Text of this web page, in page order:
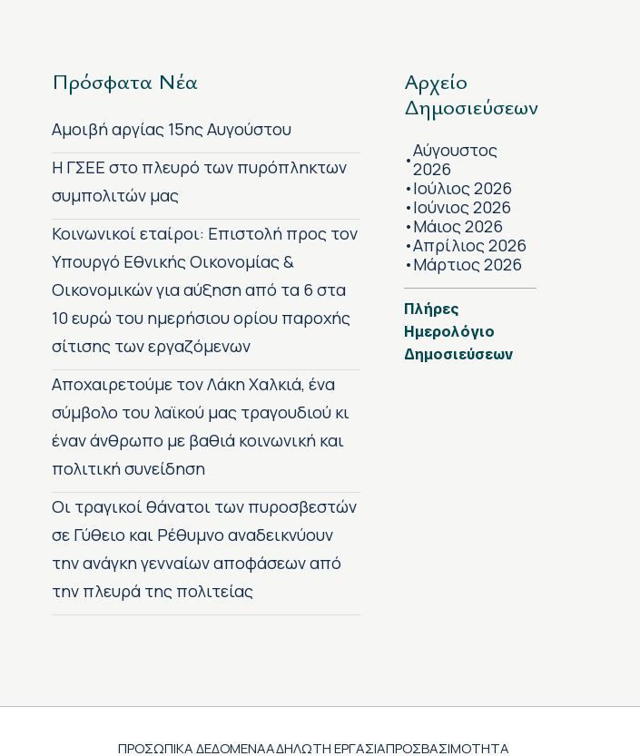
Πρόσφατα Νέα
Αμοιβή αργίας 15ης Αυγούστου
H ΓΣΕΕ στο πλευρό των πυρόπληκτων
συμπολιτών μας
Κοινωνικοί εταίροι: Επιστολή προς τον
Υπουργό Εθνικής Οικονομίας &
Οικονομικών για αύξηση από τα 6 στα
10 ευρώ του ημερήσιου ορίου παροχής
σίτισης των εργαζόμενων
Αποχαιρετούμε τον Λάκη Χαλκιά, ένα
σύμβολο του λαϊκού μας τραγουδιού κι
έναν άνθρωπο με βαθιά κοινωνική και
πολιτική συνείδηση
Οι τραγικοί θάνατοι των πυροσβεστών
σε Γύθειο και Ρέθυμνο αναδεικνύουν
την ανάγκη γενναίων αποφάσεων από
την πλευρά της πολιτείας
Αρχείο
Δημοσιεύσεων
•Αύγουστος
2026
•Ιούλιος 2026
•Ιούνιος 2026
•Μάιος 2026
•Απρίλιος 2026
•Μάρτιος 2026
Πλήρες
Ημερολόγιο
Δημοσιεύσεων
ΠΡΟΣΩΠΙΚΑ ΔΕΔΟΜΕΝΑΑΔΗΛΩΤΗ ΕΡΓΑΣΙΑΠΡΟΣΒΑΣΙΜΟΤΗΤΑ